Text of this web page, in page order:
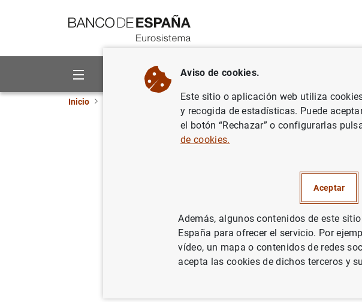
Sobre el Banco Áreas de actuación
Inicio Noticias del Banco de España Notas de
Balanza de pagos
SITUACIÓN ECONÓMICA
Balanza de pagos en
Aviso de cookies.
Este sitio o aplicación web utiliza
y recogida de estadísticas. Puede
el botón “Rechazar” o configurarlas
de cookies.
Aceptar
Además, algunos contenidos de este
España para ofrecer el servicio. Por
vídeo, un mapa o contenidos de redes
acepta las cookies de dichos terceros y